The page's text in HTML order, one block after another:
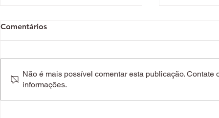
Dia dos Namorados: mais
Capture:
Comentários
Não é mais possível comentar esta publicação. Contate
informações.